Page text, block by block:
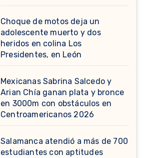
Choque de motos deja un
adolescente muerto y dos
heridos en colina Los
Presidentes, en León
Mexicanas Sabrina Salcedo y
Arian Chía ganan plata y bronce
en 3000m con obstáculos en
Centroamericanos 2026
Salamanca atendió a más de 700
estudiantes con aptitudes